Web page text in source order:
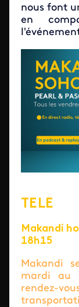
nous font
en
TELE
Makandi
18h15
Makandi
mardi au
rendez-